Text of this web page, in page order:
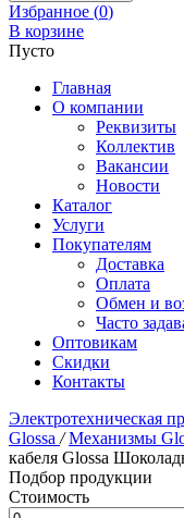
Избранное (0)
В корзине
Пусто
Главная
О компании
Реквизиты
Коллектив
Вакансии
Новости
Каталог
Услуги
Покупателям
Доставка
Оплата
Обмен и
Часто
Оптовикам
Скидки
Контакты
Электротехническая
Glossa / Механизмы
кабеля Glossa
Подбор продукции
Стоимость